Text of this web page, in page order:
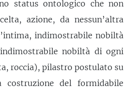
status ontologico che non
azione, da nessun’altra
indimostrabile nobiltà
nobiltà di ogni
roccia), pilastro postulato su
del formidabile